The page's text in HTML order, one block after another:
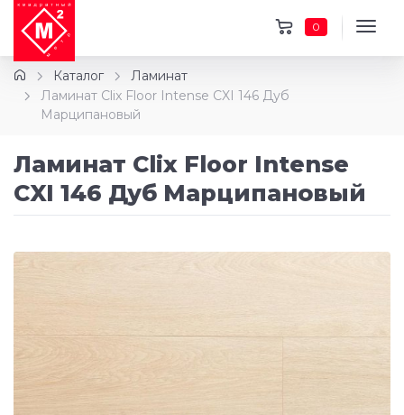
0
Каталог
Ламинат
Ламинат Clix Floor Intense CXI 146 Дуб
Марципановый
Ламинат Clix Floor Intense
CXI 146 Дуб Марципановый